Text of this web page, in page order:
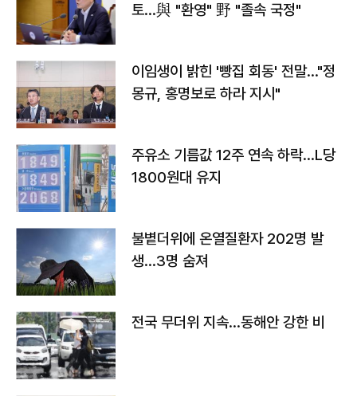
토…與 "환영" 野 "졸속 국정"
이임생이 밝힌 '빵집 회동' 전말…"정
몽규, 홍명보로 하라 지시"
주유소 기름값 12주 연속 하락…L당
1800원대 유지
불볕더위에 온열질환자 202명 발
생…3명 숨져
전국 무더위 지속…동해안 강한 비